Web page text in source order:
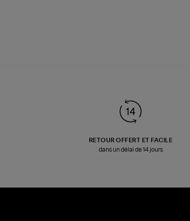
RETOUR OFFERT ET FACILE
dans un délai de 14 jours